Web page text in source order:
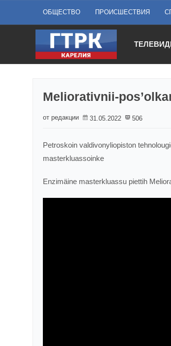
ОБЩЕСТВО ПРОИСШЕСТВИЯ
Meliorativnii-
от редакции 31.05.2022 506
Petroskoin valdivonyliopiston
masterkluassoinke
Enzimäine masterkluassu piettih